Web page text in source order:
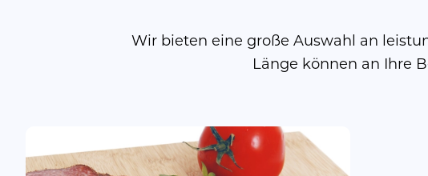
Wir bieten eine große Auswahl an
Länge können an Ihre